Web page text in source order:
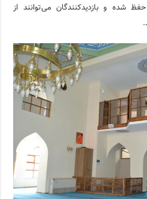
شده و بازدیدکنندگان می‌توانند از